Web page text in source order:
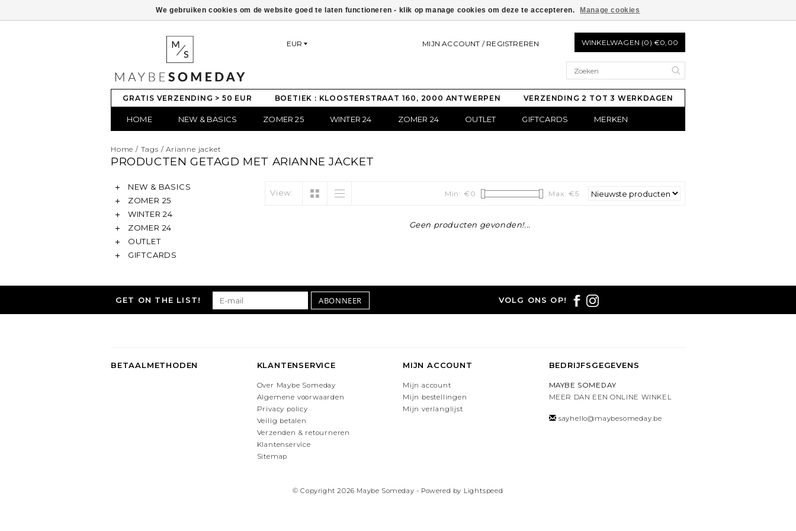
EUR MIJN ACCOUNT / REGISTREREN WINKELWAGEN (0) €0,00
GRATIS VERZENDING > 50 EUR BOETIEK : KLOOSTERSTRAAT 160, 2000 ANTWERPEN VERZENDING 2 TOT 3 WERKDAGEN
HOME NEW & BASICS ZOMER 25 WINTER 24 ZOMER 24 OUTLET GIFTCARDS MERKEN
Home / Tags /Arianne jacket
PRODUCTEN GETAGD MET ARIANNE JACKET
NEW & BASICS
ZOMER 25
WINTER 24
ZOMER 24
OUTLET
GIFTCARDS
View: Min: € 0 Max: €5
Geen producten gevonden!...
We gebruiken cookies om de website goed te laten functioneren - klik op manage cookies om deze te accepteren. Manage cookies
GET ON THE LIST! ABONNEER VOLG ONS OP!
BETAALMETHODEN KLANTENSERVICE
Over Maybe Someday
Algemene voorwaarden
Privacy policy
Veilig betalen
Verzenden & retourneren
Klantenservice
Sitemap
MIJN ACCOUNT
Mijn account
Mijn bestellingen
Mijn verlanglijst
BEDRIJFSGEGEVENS
MAYBE SOMEDAY
MEER DAN EEN ONLINE WINKEL
sayhello@maybesomeday.be
© Copyright 2026 Maybe Someday - Powered by Lightspeed